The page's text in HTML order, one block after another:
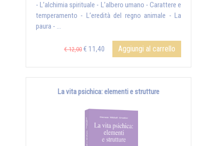
- L’alchimia spirituale - L’albero umano - Carattere e
temperamento - L’eredità del regno animale - La
paura - ...
€ 12,00 € 11,40 Aggiungi al carrello
La vita psichica: elementi e strutture